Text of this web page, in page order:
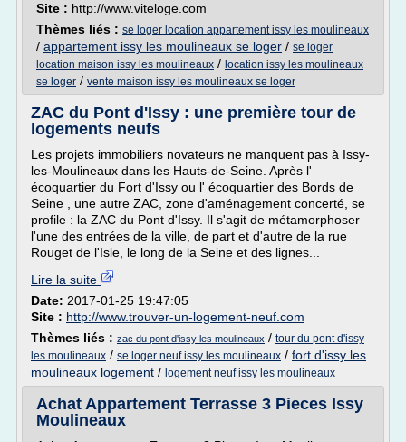
Site : http://www.viteloge.com
Thèmes liés : se loger location appartement issy les moulineaux
/ appartement issy les moulineaux se loger / se loger
location maison issy les moulineaux / location issy les moulineaux
se loger / vente maison issy les moulineaux se loger
ZAC du Pont d'Issy : une première tour de
logements neufs
Les projets immobiliers novateurs ne manquent pas à Issy-
les-Moulineaux dans les Hauts-de-Seine. Après l'
écoquartier du Fort d'Issy ou l' écoquartier des Bords de
Seine , une autre ZAC, zone d'aménagement concerté, se
profile : la ZAC du Pont d'Issy. Il s'agit de métamorphoser
l'une des entrées de la ville, de part et d'autre de la rue
Rouget de l'Isle, le long de la Seine et des lignes...
Lire la suite
Date: 2017-01-25 19:47:05
Site : http://www.trouver-un-logement-neuf.com
Thèmes liés : zac du pont d'issy les moulineaux / tour du pont d'issy
les moulineaux / se loger neuf issy les moulineaux / fort d'issy les
moulineaux logement / logement neuf issy les moulineaux
Achat Appartement Terrasse 3 Pieces Issy
Moulineaux